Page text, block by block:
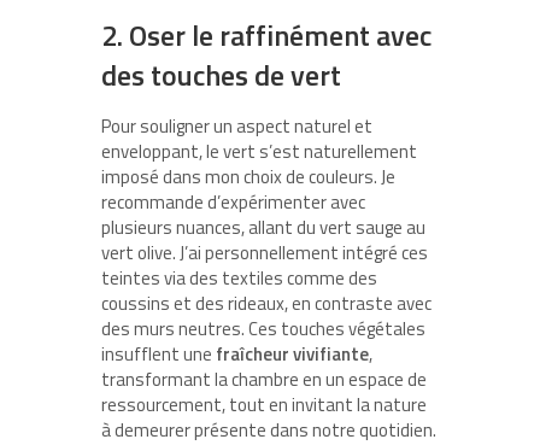
2. Oser le raffinément avec
des touches de vert
Pour souligner un aspect naturel et
enveloppant, le vert s’est naturellement
imposé dans mon choix de couleurs. Je
recommande d’expérimenter avec
plusieurs nuances, allant du vert sauge au
vert olive. J’ai personnellement intégré ces
teintes via des textiles comme des
coussins et des rideaux, en contraste avec
des murs neutres. Ces touches végétales
insufflent une fraîcheur vivifiante,
transformant la chambre en un espace de
ressourcement, tout en invitant la nature
à demeurer présente dans notre quotidien.